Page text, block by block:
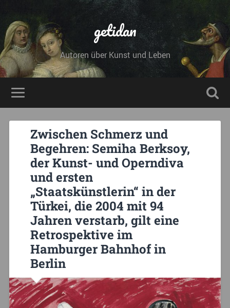
getidan
Autoren über Kunst und Leben
Zwischen Schmerz und
Begehren: Semiha Berksoy,
der Kunst- und Operndiva
und ersten
„Staatskünstlerin“ in der
Türkei, die 2004 mit 94
Jahren verstarb, gilt eine
Retrospektive im
Hamburger Bahnhof in
Berlin